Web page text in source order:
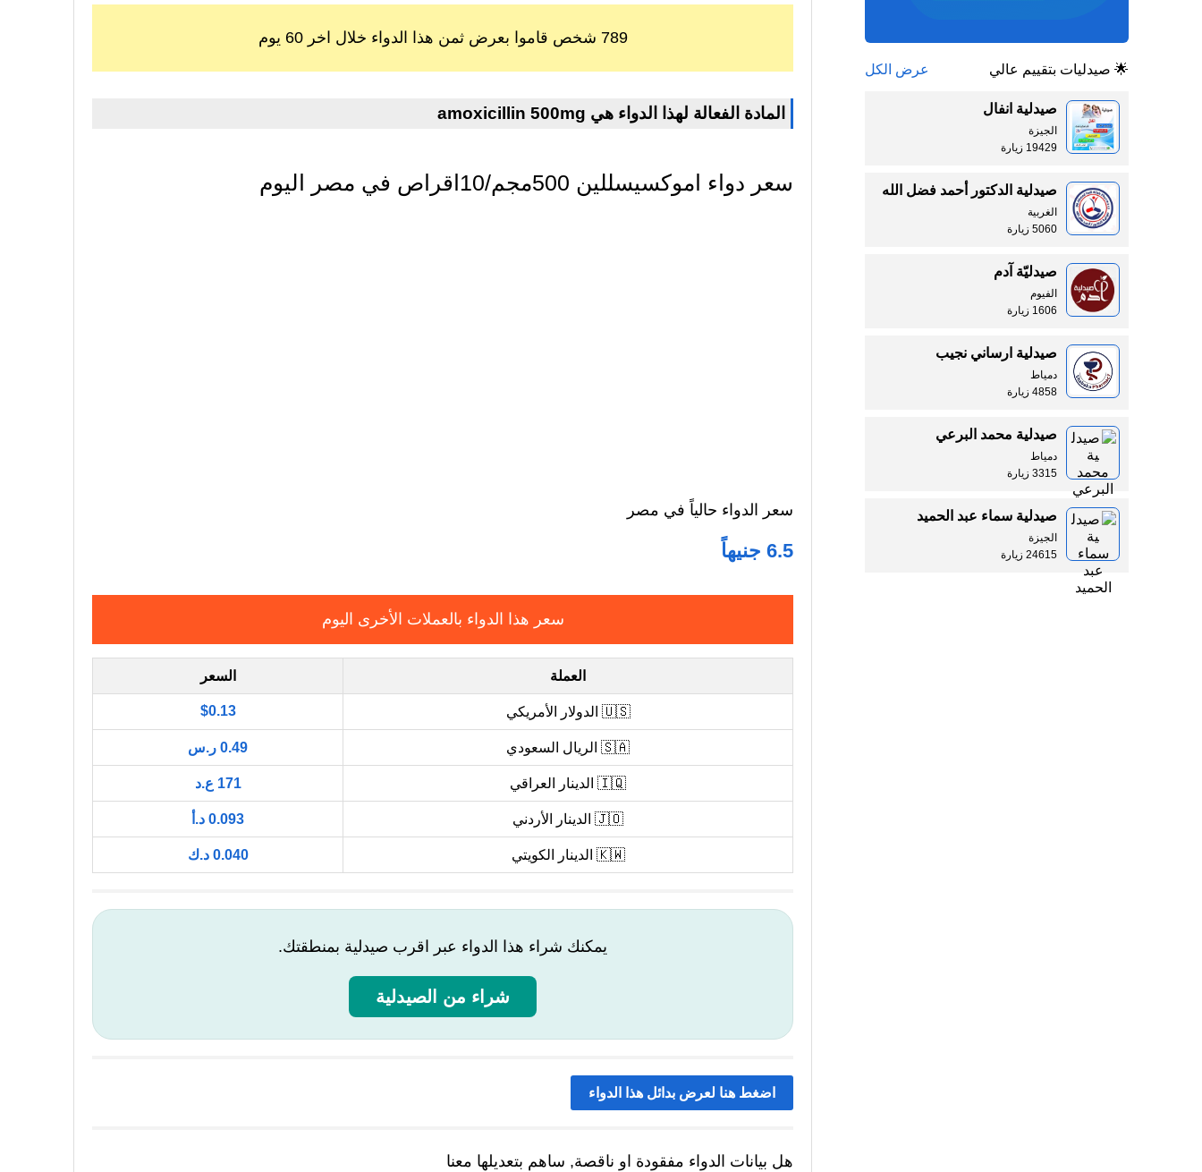
789 شخص قاموا بعرض ثمن هذا الدواء خلال اخر 60 يوم
amoxicillin 500mg المادة الفعالة لهذا الدواء هي
سعر دواء اموكسيسللين 500مجم/10اقراص في مصر اليوم
سعر الدواء حالياً في مصر
6.5 جنيهاً
سعر هذا الدواء بالعملات الأخرى اليوم
العملة السعر
🇺🇸 الدولار الأمريكي $0.13
🇸🇦 الريال السعودي 0.49 ر.س
🇮🇶 الدينار العراقي 171 ع.د
🇯🇴 الدينار الأردني 0.093 د.أ
🇰🇼 الدينار الكويتي 0.040 د.ك
يمكنك شراء هذا الدواء عبر اقرب صيدلية بمنطقتك.
شراء من الصيدلية
اضغط هنا لعرض بدائل هذا الدواء
هل بيانات الدواء مفقودة او ناقصة, ساهم بتعديلها معنا
🌟 صيدليات بتقييم عالي عرض الكل
صيدلية انفال
الجيزة
19429 زيارة
صيدلية الدكتور أحمد فضل الله
الغربية
5060 زيارة
صيدليّة آدم
الفيوم
1606 زيارة
صيدلية ارساني نجيب
دمياط
4858 زيارة
صيدلية محمد البرعي
دمياط
3315 زيارة
صيدلية سماء عبد الحميد
الجيزة
24615 زيارة